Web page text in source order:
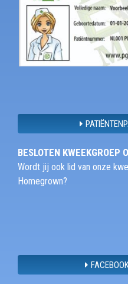
BESLOTEN KWEEKGROEP
Wordt jij ook lid van onze
Homegrown?